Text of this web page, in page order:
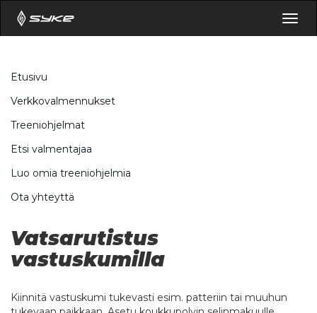
Etusivu
Verkkovalmennukset
Treeniohjelmat
Etsi valmentajaa
Luo omia treeniohjelmia
Ota yhteyttä
Vatsarutistus
vastuskumilla
Kiinnitä vastuskumi tukevasti esim. patteriin tai muuhun